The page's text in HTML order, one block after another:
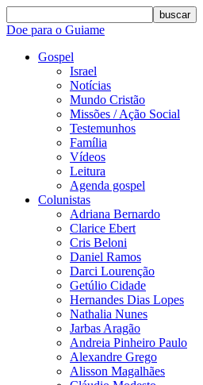
buscar
Doe para o Guiame
Gospel
Israel
Notícias
Mundo Cristão
Missões / Ação Social
Testemunhos
Família
Vídeos
Leitura
Agenda gospel
Colunistas
Adriana Bernardo
Clarice Ebert
Cris Beloni
Daniel Ramos
Darci Lourenção
Getúlio Cidade
Hernandes Dias Lopes
Nathalia Nunes
Jarbas Aragão
Andreia Pinheiro Paulo
Alexandre Grego
Alisson Magalhães